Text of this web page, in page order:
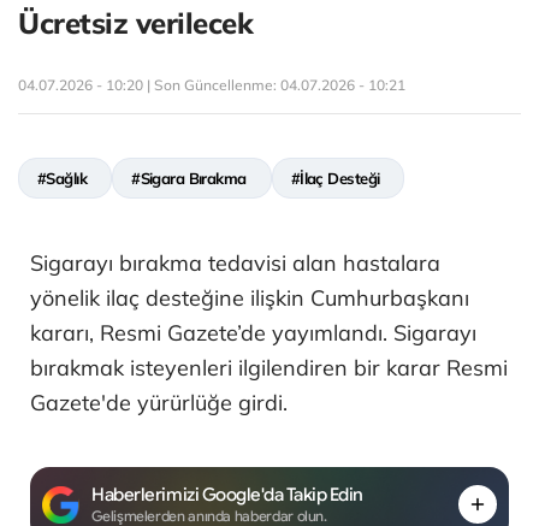
Ücretsiz verilecek
04.07.2026 - 10:20 | Son Güncellenme: 04.07.2026 - 10:21
#Sağlık #Sigara Bırakma #İlaç Desteği
Sigarayı bırakma tedavisi alan hastalara
yönelik ilaç desteğine ilişkin Cumhurbaşkanı
kararı, Resmi Gazete’de yayımlandı. Sigarayı
bırakmak isteyenleri ilgilendiren bir karar Resmi
Gazete'de yürürlüğe girdi.
Haberlerimizi Google'da Takip Edin
Gelişmelerden anında haberdar olun.